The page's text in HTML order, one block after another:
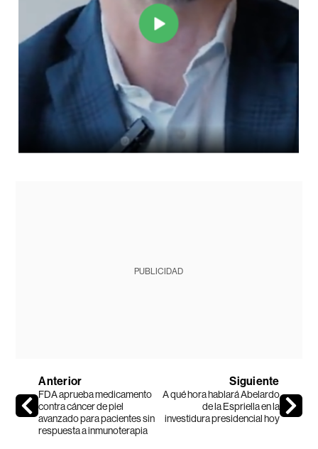
PUBLICIDAD
Anterior
FDA aprueba medicamento
contra cáncer de piel
avanzado para pacientes sin
respuesta a inmunoterapia
Siguiente
A qué hora hablará Abelardo
de la Espriella en la
investidura presidencial hoy